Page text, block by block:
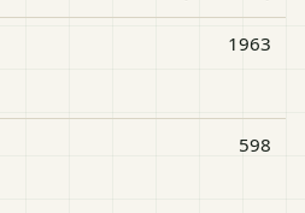
1963
598